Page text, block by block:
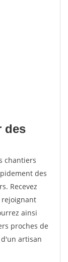
des
chantiers
des
Recevez
rejoignant
ainsi
proches de
artisan